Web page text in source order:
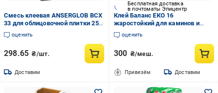
Смесь клеевая ANSERGLOB BCX
33 для облицовочной плитки 25
кг (15598)
оценить
298.65 ₴/шт.
Доставим
Бесплатная доставка
в почтоматы Эпицентр
Клей Баланс ЕКО 16
жаростойкий для каминов и
печей (23678273)
оценить
300 ₴/меш.
Привезём Доставим